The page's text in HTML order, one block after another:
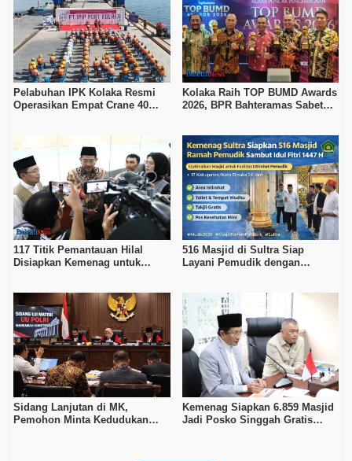
Pelabuhan IPK Kolaka Resmi
Operasikan Empat Crane 40
Kolaka Raih TOP BUMD Awards
2026, BPR Bahteramas Sabet
117 Titik Pemantauan Hilal
Disiapkan Kemenag untuk
516 Masjid di Sultra Siap
Layani Pemudik dengan
Sidang Lanjutan di MK,
Pemohon Minta Kedudukan
Kemenag Siapkan 6.859 Masjid
Jadi Posko Singgah Gratis